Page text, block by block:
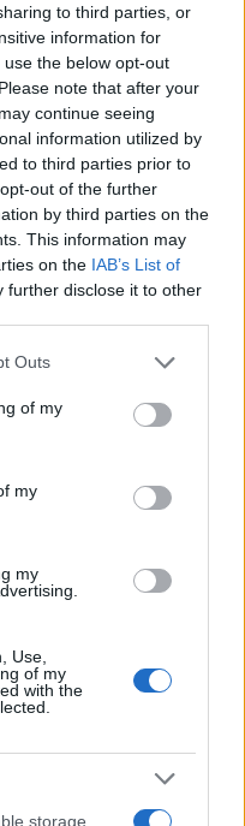
to third parties, or
information for
the below opt-out
note that after your
continue seeing
information utilized by
to third parties prior to
out of the further
by third parties on the
This information may
on the IAB’s List of
further disclose it to other
one or more Google
You may click to
its third-party tags to
in below Google
Outs
of my
my
my
Use,
of my
with the
storage
Αλεξάνδρα
πολυτελές γιοτ
με μπάντα που
και τους
– Πέθανε ο
Λεμονίδης
Βούλας για να
γιο τους
από το τσουνάμι
στην Ελπίδα
μετέτρεψαν το
κόμμα»
διακοπές του –
-
ραντεβού του
νοσοκομείου
το μηχανάκι του